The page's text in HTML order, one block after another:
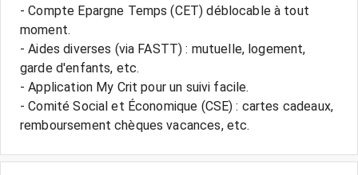
- Compte Epargne Temps (CET) déblocable à tout
moment.
- Aides diverses (via FASTT) : mutuelle, logement,
garde d'enfants, etc.
- Application My Crit pour un suivi facile.
- Comité Social et Économique (CSE) : cartes cadeaux,